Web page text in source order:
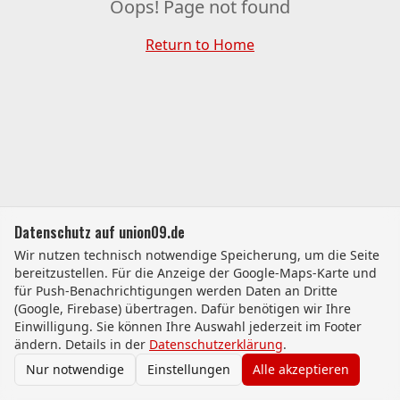
Oops! Page not found
Return to Home
Datenschutz auf union09.de
Wir nutzen technisch notwendige Speicherung, um die Seite
bereitzustellen. Für die Anzeige der Google-Maps-Karte und
für Push-Benachrichtigungen werden Daten an Dritte
(Google, Firebase) übertragen. Dafür benötigen wir Ihre
Einwilligung. Sie können Ihre Auswahl jederzeit im Footer
ändern. Details in der Datenschutzerklärung.
Nur notwendige
Einstellungen Alle akzeptieren